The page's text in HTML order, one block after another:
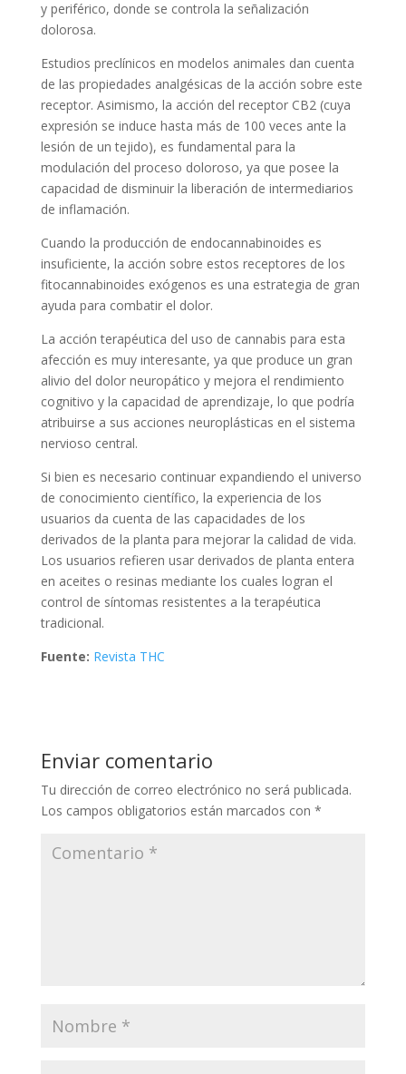
y periférico, donde se controla la señalización
dolorosa.
Estudios preclínicos en modelos animales dan cuenta
de las propiedades analgésicas de la acción sobre este
receptor. Asimismo, la acción del receptor CB2 (cuya
expresión se induce hasta más de 100 veces ante la
lesión de un tejido), es fundamental para la
modulación del proceso doloroso, ya que posee la
capacidad de disminuir la liberación de intermediarios
de inflamación.
Cuando la producción de endocannabinoides es
insuficiente, la acción sobre estos receptores de los
fitocannabinoides exógenos es una estrategia de gran
ayuda para combatir el dolor.
La acción terapéutica del uso de cannabis para esta
afección es muy interesante, ya que produce un gran
alivio del dolor neuropático y mejora el rendimiento
cognitivo y la capacidad de aprendizaje, lo que podría
atribuirse a sus acciones neuroplásticas en el sistema
nervioso central.
Si bien es necesario continuar expandiendo el universo
de conocimiento científico, la experiencia de los
usuarios da cuenta de las capacidades de los
derivados de la planta para mejorar la calidad de vida.
Los usuarios refieren usar derivados de planta entera
en aceites o resinas mediante los cuales logran el
control de síntomas resistentes a la terapéutica
tradicional.
Fuente: Revista THC
Enviar comentario
Tu dirección de correo electrónico no será publicada.
Los campos obligatorios están marcados con *